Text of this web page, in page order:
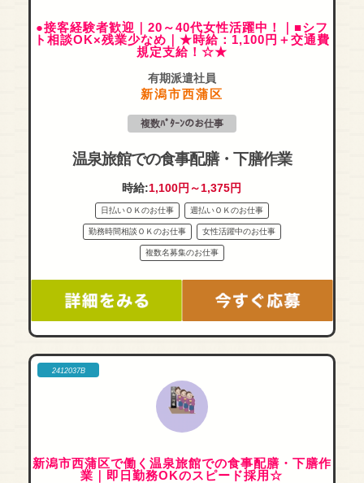
●接客経験者歓迎｜20～40代女性活躍中！｜■シフ
ト相談OK×残業少なめ｜★時給：1,100円＋交通費
規定支給！☆★
有期派遣社員
新潟市西蒲区
複数ﾊﾟﾀｰﾝのお仕事
温泉旅館での食事配膳・下膳作業
時給:1,100円～1,375円
日払いＯＫのお仕事 週払いＯＫのお仕事
勤務時間相談ＯＫのお仕事 女性活躍中のお仕事
複数名募集のお仕事
2412037B
新潟市西蒲区で働く温泉旅館での食事配膳・下膳作
業｜即日勤務OKのスピード採用☆